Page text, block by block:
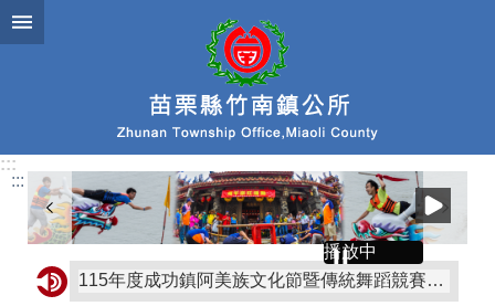
跳到主要內容區塊
:::
:::
播放中
115年度成功鎮阿美族文化節暨傳統舞蹈競賽及族語推廣系列活動